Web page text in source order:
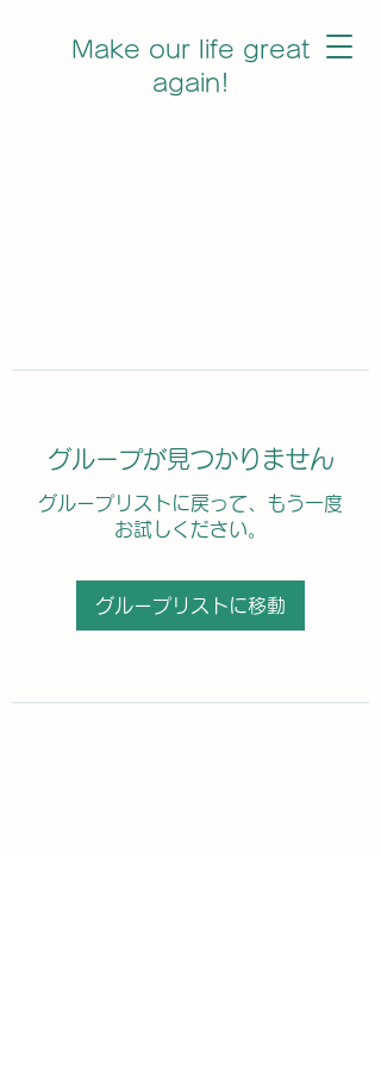
Make our life great
again!
グループが見つかりません
グループリストに戻って、もう一度
お試しください。
グループリストに移動